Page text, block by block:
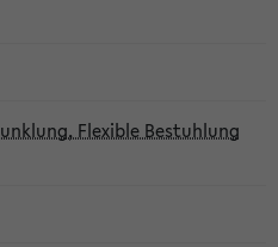
Flexible Bestuhlung